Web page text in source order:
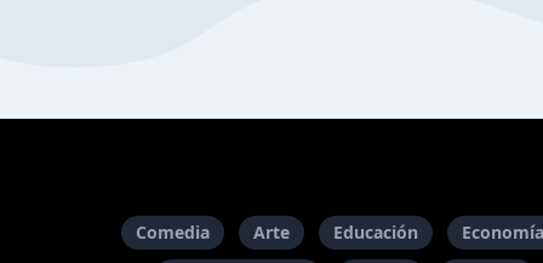
Comedia Arte Educación